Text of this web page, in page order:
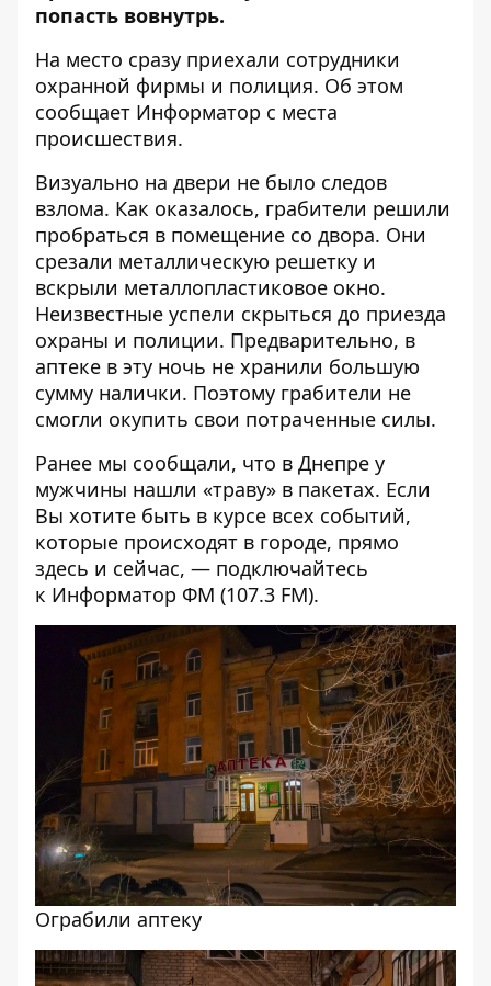
попасть вовнутрь.
На место сразу приехали сотрудники
охранной фирмы и полиция. Об этом
сообщает Информатор с места
происшествия.
Визуально на двери не было следов
взлома. Как оказалось, грабители решили
пробраться в помещение со двора. Они
срезали металлическую решетку и
вскрыли металлопластиковое окно.
Неизвестные успели скрыться до приезда
охраны и полиции. Предварительно, в
аптеке в эту ночь не хранили большую
сумму налички. Поэтому грабители не
смогли окупить свои потраченные силы.
Ранее мы сообщали, что в Днепре у
мужчины нашли «траву» в пакетах. Если
Вы хотите быть в курсе всех событий,
которые происходят в городе, прямо
здесь и сейчас, — подключайтесь
к Информатор ФМ (107.3 FM).
Ограбили аптеку